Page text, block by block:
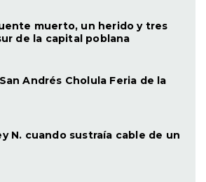
muerto, un herido y tres
de la capital poblana
Andrés Cholula Feria de la
N. cuando sustraía cable de un